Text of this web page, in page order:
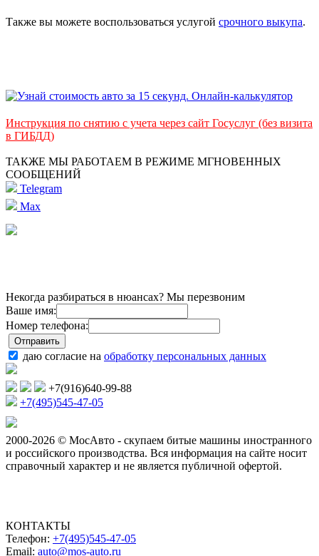
Также вы можете воспользоваться услугой срочного выкупа.
Инструкция по снятию с учета через сайт Госуслуг (без визита
в ГИБДД)
ТАКЖЕ МЫ РАБОТАЕМ В РЕЖИМЕ МГНОВЕННЫХ
СООБЩЕНИЙ
Telegram
Max
Некогда разбираться в нюансах? Мы перезвоним
Ваше имя:
Номер телефона:
даю согласие на обработку персональных данных
+7(916)640-99-88
+7(495)545-47-05
2000-2026 © МосАвто - скупаем битые машины иностранного
и российского производства. Вся информация на сайте носит
справочный характер и не является публичной офертой.
КОНТАКТЫ
Телефон: +7(495)545-47-05
Email: auto@mos-auto.ru